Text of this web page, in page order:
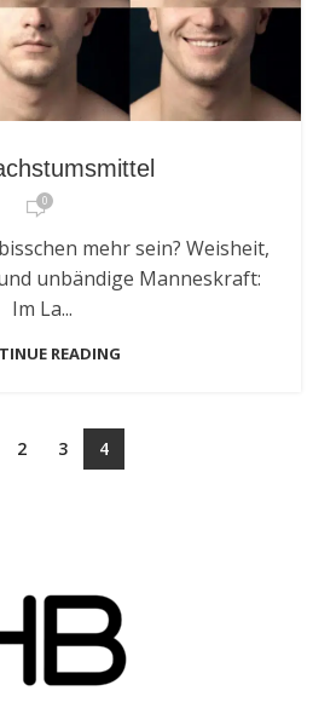
0
mehr sein? Weisheit,
unbändige Manneskraft:
Im La...
READING
2 3 4